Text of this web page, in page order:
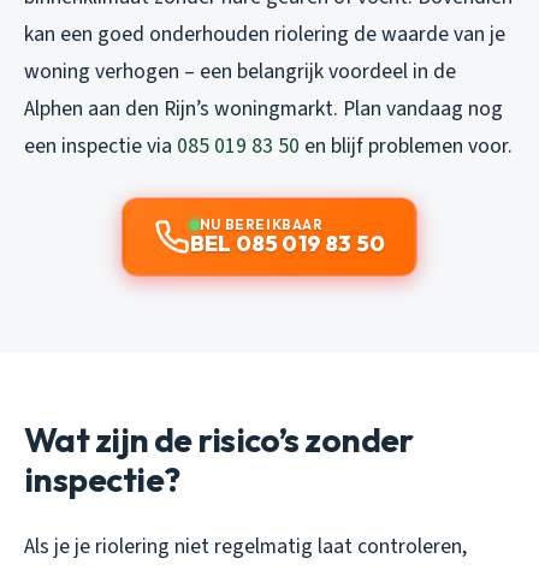
kan een goed onderhouden riolering de waarde van je
woning verhogen – een belangrijk voordeel in de
Alphen aan den Rijn’s woningmarkt. Plan vandaag nog
een inspectie via 085 019 83 50 en blijf problemen voor.
NU BEREIKBAAR
BEL 085 019 83 50
Wat zijn de risico’s zonder
inspectie?
Als je je riolering niet regelmatig laat controleren,